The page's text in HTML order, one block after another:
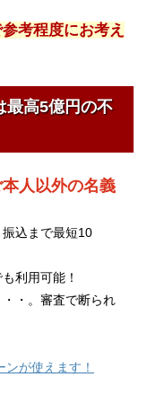
考程度にお考え
最高5億円の不
人以外の名義
込まで最短10
利用可能！
・。審査で断られ
が使えます！